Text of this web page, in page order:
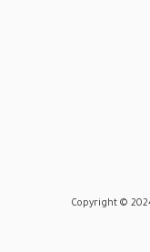
Copyright ©